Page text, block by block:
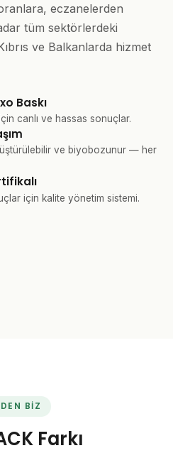
eczanelerden
tüm sektörlerdeki
ve Balkanlarda hizmet
Baskı
canlı ve hassas sonuçlar.
ve biyobozunur — her
için kalite yönetim sistemi.
BIZ
Farkı